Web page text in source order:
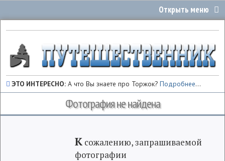
ЭТО ИНТЕРЕСНО: А что Вы знаете про Торжок?Подробнее...
Фотография не найдена
К сожалению, запрашиваемой
фотографии